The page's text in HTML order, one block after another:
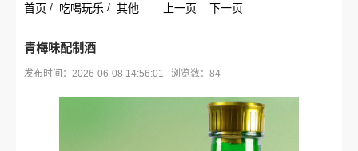
首页 / 吃喝玩乐 / 其他 上一页 下一页
青梅味配制酒
发布时间：2026-06-08 14:56:01 浏览数：84